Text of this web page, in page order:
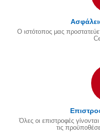
Ο ιστότοπος μας
Όλες οι επιστροφές
τις